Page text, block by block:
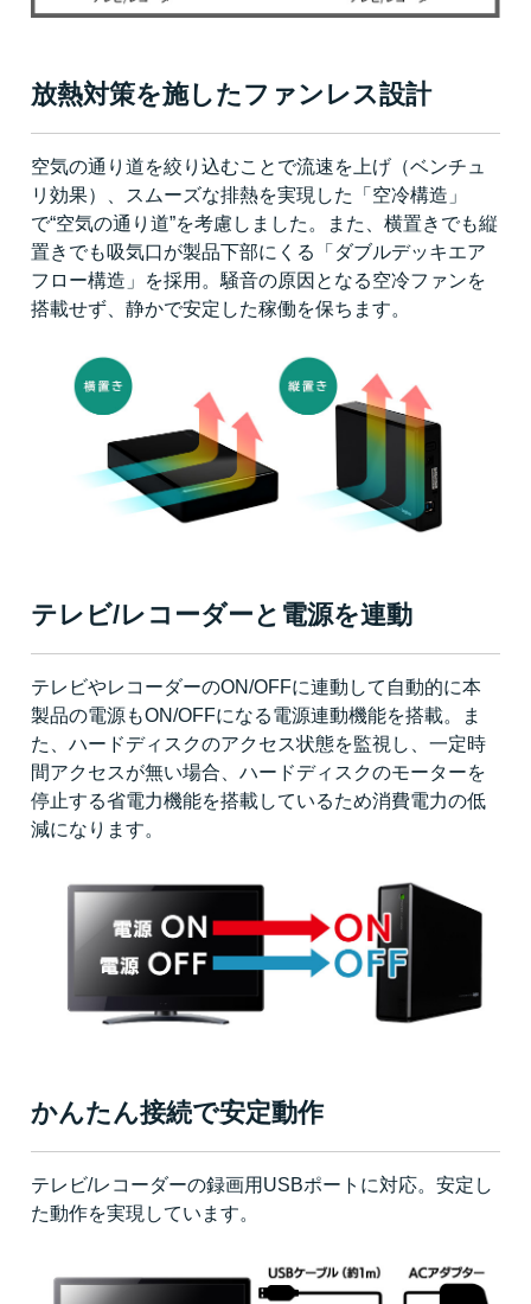
放熱対策を施したファンレス設計
空気の通り道を絞り込むことで流速を上げ（ベンチュ
リ効果）、スムーズな排熱を実現した「空冷構造」
で“空気の通り道”を考慮しました。また、横置きでも縦
置きでも吸気口が製品下部にくる「ダブルデッキエア
フロー構造」を採用。騒音の原因となる空冷ファンを
搭載せず、静かで安定した稼働を保ちます。
テレビ/レコーダーと電源を連動
テレビやレコーダーのON/OFFに連動して自動的に本
製品の電源もON/OFFになる電源連動機能を搭載。ま
た、ハードディスクのアクセス状態を監視し、一定時
間アクセスが無い場合、ハードディスクのモーターを
停止する省電力機能を搭載しているため消費電力の低
減になります。
かんたん接続で安定動作
テレビ/レコーダーの録画用USBポートに対応。安定し
た動作を実現しています。